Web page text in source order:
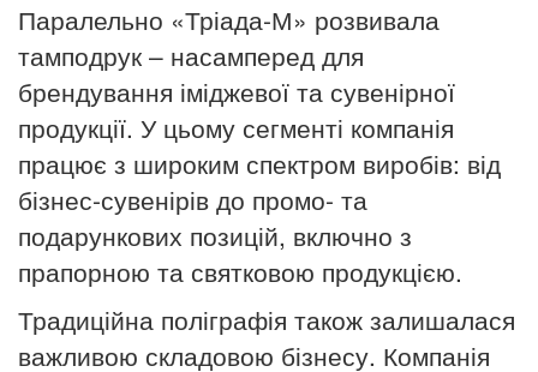
Паралельно «Тріада-М» розвивала
тамподрук – насамперед для
брендування іміджевої та сувенірної
продукції. У цьому сегменті компанія
працює з широким спектром виробів: від
бізнес-сувенірів до промо- та
подарункових позицій, включно з
прапорною та святковою продукцією.
Традиційна поліграфія також залишалася
важливою складовою бізнесу. Компанія